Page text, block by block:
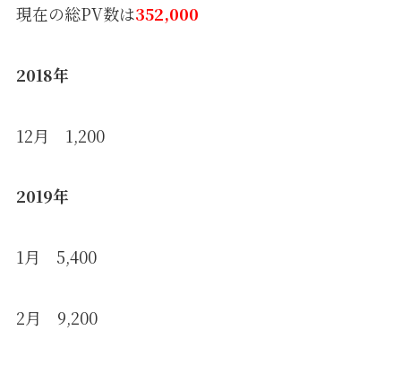
現在の総PV数は352,000
2018年
12月 1,200
2019年
1月 5,400
2月 9,200